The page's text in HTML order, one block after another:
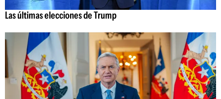
Las últimas elecciones de Trump